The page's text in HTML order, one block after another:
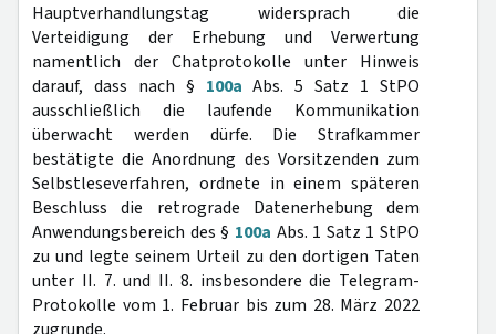
Hauptverhandlungstag widersprach die
Verteidigung der Erhebung und Verwertung
namentlich der Chatprotokolle unter Hinweis
darauf, dass nach § 100a Abs. 5 Satz 1 StPO
ausschließlich die laufende Kommunikation
überwacht werden dürfe. Die Strafkammer
bestätigte die Anordnung des Vorsitzenden zum
Selbstleseverfahren, ordnete in einem späteren
Beschluss die retrograde Datenerhebung dem
Anwendungsbereich des § 100a Abs. 1 Satz 1 StPO
zu und legte seinem Urteil zu den dortigen Taten
unter II. 7. und II. 8. insbesondere die Telegram-
Protokolle vom 1. Februar bis zum 28. März 2022